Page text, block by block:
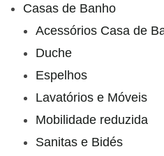
Casas de Banho
Acessórios Casa de
Duche
Espelhos
Lavatórios e Móveis
Mobilidade reduzida
Sanitas e Bidés